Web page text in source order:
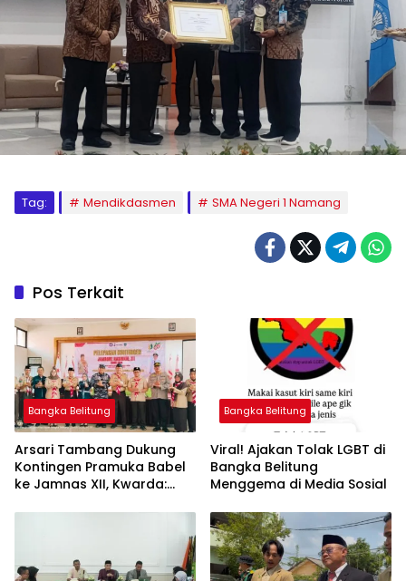
Tag: Mendikdasmen SMA Negeri 1 Namang
Pos Terkait
Bangka Belitung
Arsari Tambang Dukung
Kontingen Pramuka Babel
ke Jamnas XII, Kwarda:
Berkarakter
Bangka Belitung
Viral! Ajakan Tolak LGBT di
Bangka Belitung
Menggema di Media Sosial